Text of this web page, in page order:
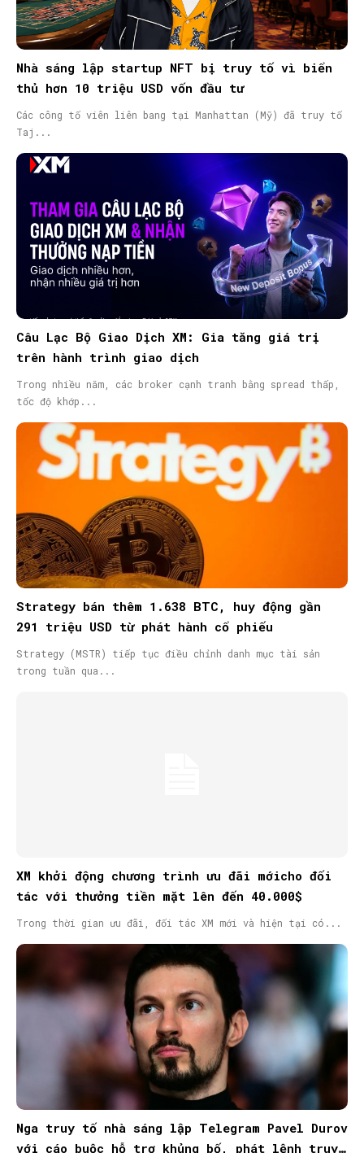
Nhà sáng lập startup NFT bị truy tố vì biển
thủ hơn 10 triệu USD vốn đầu tư
Các công tố viên liên bang tại Manhattan (Mỹ) đã truy tố
Taj...
Câu Lạc Bộ Giao Dịch XM: Gia tăng giá trị
trên hành trình giao dịch
Trong nhiều năm, các broker cạnh tranh bằng spread thấp,
tốc độ khớp...
Strategy bán thêm 1.638 BTC, huy động gần
291 triệu USD từ phát hành cổ phiếu
Strategy (MSTR) tiếp tục điều chỉnh danh mục tài sản
trong tuần qua...
XM khởi động chương trình ưu đãi mớicho đối
tác với thưởng tiền mặt lên đến 40.000$
Trong thời gian ưu đãi, đối tác XM mới và hiện tại có...
Nga truy tố nhà sáng lập Telegram Pavel Durov
với cáo buộc hỗ trợ khủng bố, phát lệnh truy